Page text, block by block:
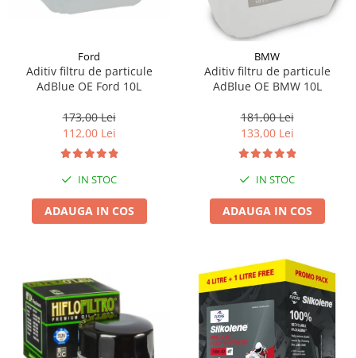
Ford
Aditiv filtru de particule
AdBlue OE Ford 10L
173,00 Lei
112,00 Lei
IN STOC
ADAUGA IN COS
BMW
Aditiv filtru de particule
AdBlue OE BMW 10L
181,00 Lei
133,00 Lei
IN STOC
ADAUGA IN COS